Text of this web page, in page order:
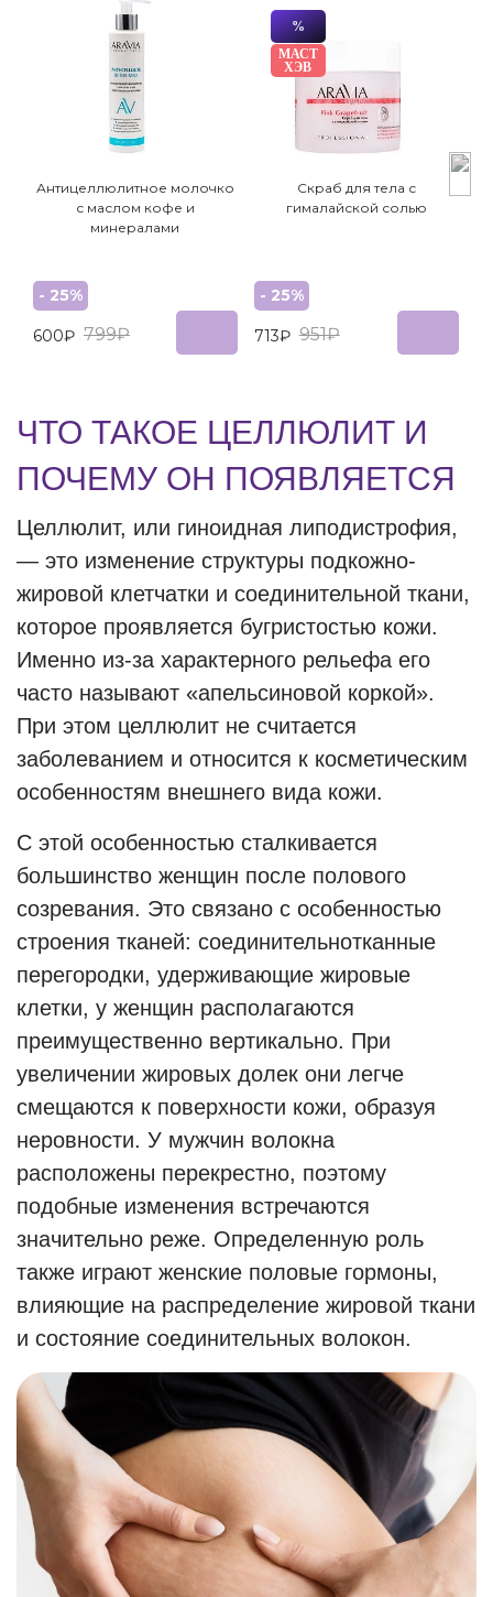
Антицеллюлитное молочко
с маслом кофе и
минералами
- 25%
600₽ 799₽
%
МАСТ
ХЭВ
Скраб для тела с
гималайской солью
- 25%
713₽ 951₽
ЧТО ТАКОЕ ЦЕЛЛЮЛИТ И
ПОЧЕМУ ОН ПОЯВЛЯЕТСЯ
Целлюлит, или гиноидная липодистрофия,
— это изменение структуры подкожно-
жировой клетчатки и соединительной ткани,
которое проявляется бугристостью кожи.
Именно из-за характерного рельефа его
часто называют «апельсиновой коркой».
При этом целлюлит не считается
заболеванием и относится к косметическим
особенностям внешнего вида кожи.
С этой особенностью сталкивается
большинство женщин после полового
созревания. Это связано с особенностью
строения тканей: соединительнотканные
перегородки, удерживающие жировые
клетки, у женщин располагаются
преимущественно вертикально. При
увеличении жировых долек они легче
смещаются к поверхности кожи, образуя
неровности. У мужчин волокна
расположены перекрестно, поэтому
подобные изменения встречаются
значительно реже. Определенную роль
также играют женские половые гормоны,
влияющие на распределение жировой ткани
и состояние соединительных волокон.